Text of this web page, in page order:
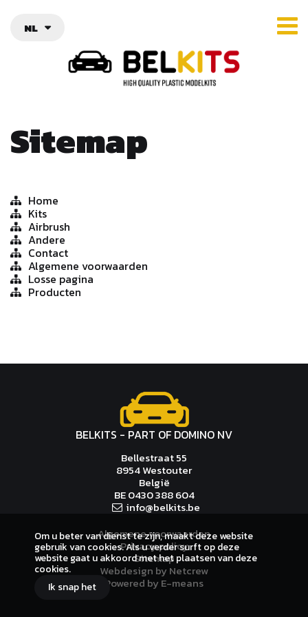
NL
Sitemap
Home
Kits
Airbrush
Andere
Contact
Algemene voorwaarden
Losse pagina
Producten
BELKITS - PART OF DOMINO NV
Bellestraat 55
8954 Westouter
België
BE 0430 388 604
info@belkits.be
Algemene voorwaarden
Privacy policy
Sitemap
Webdesign by Netcrew
Powered by E-means
Om u beter van dienst te zijn, maakt deze website
gebruik van cookies. Als u verder surft op deze
website gaat u akkoord met het plaatsen van deze
cookies.
Ik snap het